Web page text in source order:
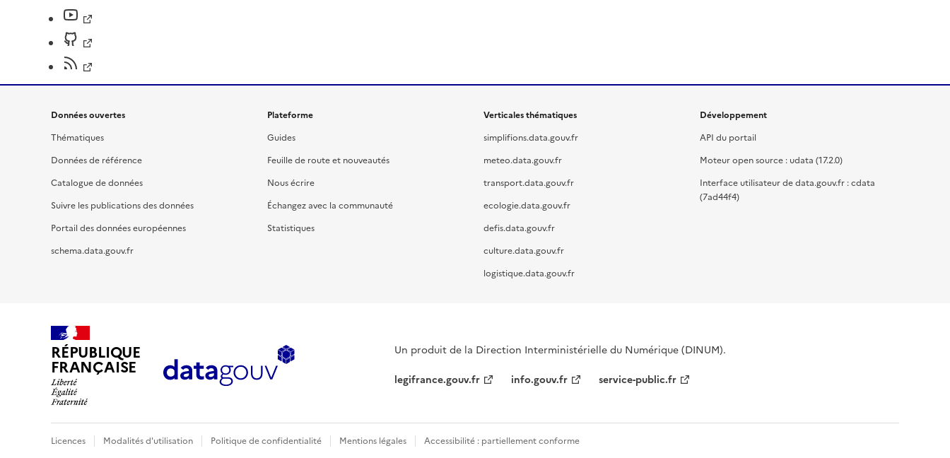
Données ouvertes
Thématiques
Données de référence
Catalogue de données
Suivre les publications des données
Portail des données européennes
schema.data.gouv.fr
Plateforme
Guides
Feuille de route et nouveautés
Nous écrire
Échangez avec la communauté
Statistiques
Verticales thématiques
simplifions.data.gouv.fr
meteo.data.gouv.fr
transport.data.gouv.fr
ecologie.data.gouv.fr
defis.data.gouv.fr
culture.data.gouv.fr
logistique.data.gouv.fr
Développement
API du portail
Moteur open source : udata (17.2.0)
Interface utilisateur de data.gouv.fr : cdata
(7ad44f4)
RÉPUBLIQUE
FRANÇAISE
Un produit de la Direction Interministérielle du Numérique (DINUM).
legifrance.gouv.fr
info.gouv.fr service-public.fr
Licences Modalités d'utilisation Politique de confidentialité Mentions légales Accessibilité : partiellement conforme